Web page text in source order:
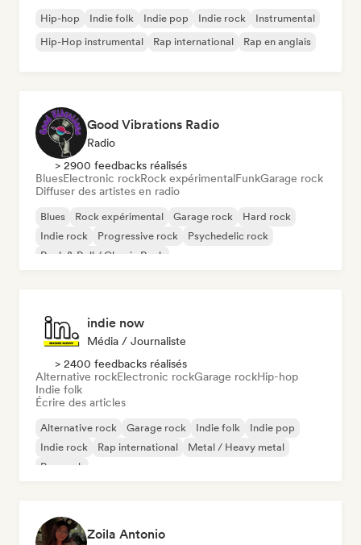
Hip-hop Indie folk Indie pop Indie rock
Instrumental
Hip-Hop instrumental
Rap international Rap en anglais
Good Vibrations Radio
Radio
> 2900 feedbacks réalisés
BluesElectronic rockRock expérimentalFunkGarage rock
Diffuser des artistes en radio
Blues Rock expérimental Garage rock
Hard rock
Indie rock
Progressive rock
Psychedelic rock
Rock & Roll / Classic Rock
indie now
Média / Journaliste
> 2400 feedbacks réalisés
Alternative rockElectronic rockGarage rockHip-hop
Indie folk
Écrire des articles
Alternative rock Garage rock Indie folk
Indie pop
Indie rock
Rap international
Metal / Heavy metal
Pop rock
Zoila Antonio